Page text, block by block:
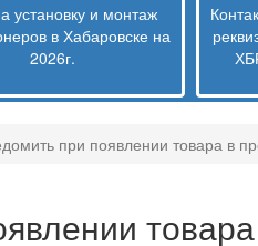
установку и монтаж
в Хабаровске на
2026г.
при появлении товара в